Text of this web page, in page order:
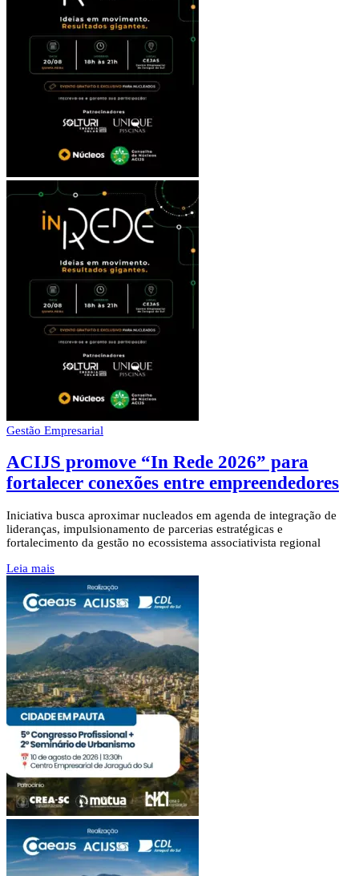
Gestão Empresarial
ACIJS promove “In Rede 2026” para
fortalecer conexões entre empreendedores
Iniciativa busca aproximar nucleados em agenda de integração de
lideranças, impulsionamento de parcerias estratégicas e
fortalecimento da gestão no ecossistema associativista regional
Leia mais